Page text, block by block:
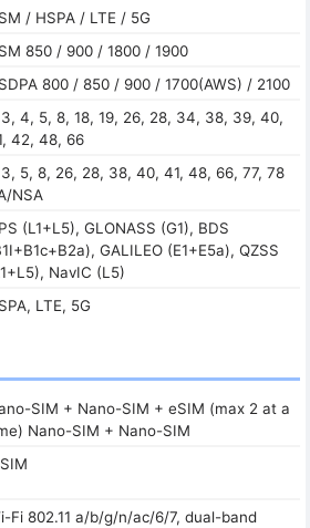
/ HSPA / LTE / 5G
850 / 900 / 1800 / 1900
800 / 850 / 900 / 1700(AWS) / 2100
3, 4, 5, 8, 18, 19, 26, 28, 34, 38, 39, 40,
42, 48, 66
3, 5, 8, 26, 28, 38, 40, 41, 48, 66, 77, 78
NSA
(L1+L5), GLONASS (G1), BDS
GALILEO (E1+E5a), QZSS
NavIC (L5)
LTE, 5G
SIM + Nano-SIM + eSIM (max 2 at a
Nano-SIM + Nano-SIM
Fi 802.11 a/b/g/n/ac/6/7, dual-band